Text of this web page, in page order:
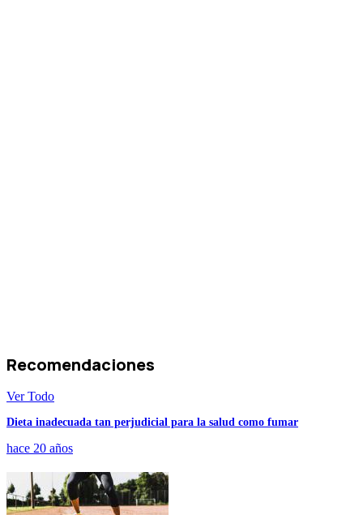
Recomendaciones
Ver Todo
Dieta inadecuada tan perjudicial para la salud como fumar
hace 20 años